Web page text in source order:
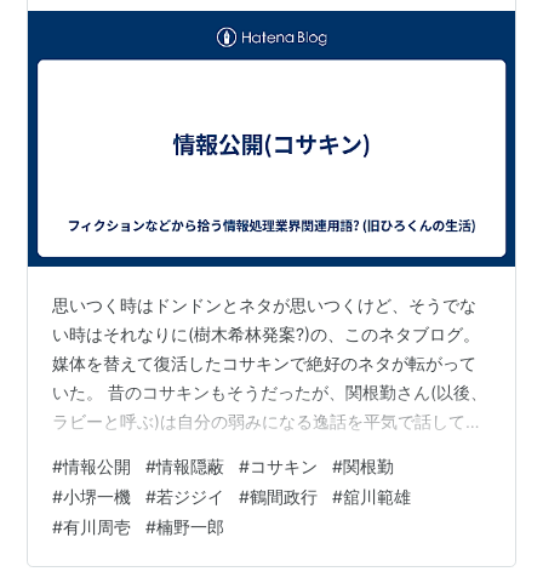
思いつく時はドンドンとネタが思いつくけど、そうでな
い時はそれなりに(樹木希林発案?)の、このネタブログ。
媒体を替えて復活したコサキンで絶好のネタが転がって
いた。 昔のコサキンもそうだったが、関根勤さん(以後、
ラビーと呼ぶ)は自分の弱みになる逸話を平気で話してい
れなくなった、とか、更には50代になった頃は人の名前
が出てこなくなったとか、平気で話していた。Wikipedia
に載っている事例では「目黒の中華料理屋の娘(奥山佳
恵)」、「マジカルの女(千堂あきほ)」、「ちょっと前の
#情報公開 #情報隠蔽 #コサキン #関根勤
#小堺一機 #若ジジイ #鶴間政行 #舘川範雄
#有川周壱 #楠野一郎